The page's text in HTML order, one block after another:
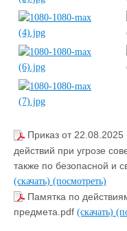
Приказ от
действий при угрозе
также по безопасной и
(скачать) (посмотреть)
Памятка по
предмета.pdf (скачать)